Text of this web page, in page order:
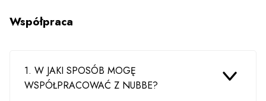
Współpraca
1. W JAKI SPOSÓB MOGĘ
WSPÓŁPRACOWAĆ Z NUBBE?